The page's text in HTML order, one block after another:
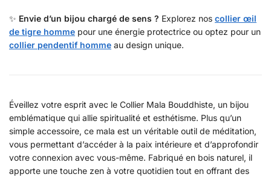
✨ Envie d’un bijou chargé de sens ? Explorez nos collier œil
de tigre homme pour une énergie protectrice ou optez pour un
collier pendentif homme au design unique.
Éveillez votre esprit avec le Collier Mala Bouddhiste, un bijou
emblématique qui allie spiritualité et esthétisme. Plus qu’un
simple accessoire, ce mala est un véritable outil de méditation,
vous permettant d’accéder à la paix intérieure et d’approfondir
votre connexion avec vous-même. Fabriqué en bois naturel, il
apporte une touche zen à votre quotidien tout en offrant des